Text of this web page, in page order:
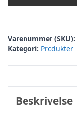
Varenummer (SKU):
Kategori: Produkter
Beskrivelse